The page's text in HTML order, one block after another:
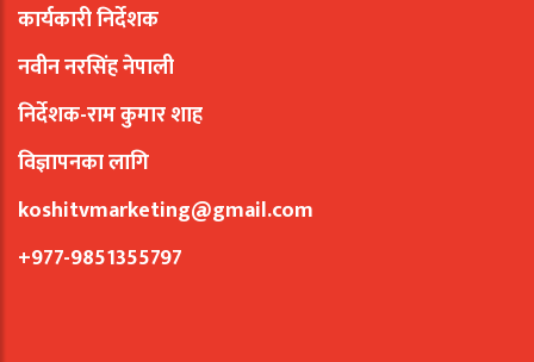
कार्यकारी निर्देशक
नवीन नरसिंह नेपाली
निर्देशक-राम कुमार शाह
विज्ञापनका लागि
koshitvmarketing@gmail.com
+977-9851355797